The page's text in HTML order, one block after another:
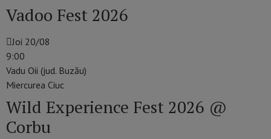
Vadoo Fest 2026
Joi 20/08
9:00
Vadu Oii (jud. Buzău)
Miercurea Ciuc
Wild Experience Fest 2026 @
Corbu